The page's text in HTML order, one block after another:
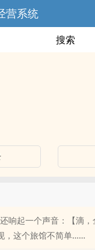
营系统
搜索
起一个声音：【滴，
这个旅馆不简单……